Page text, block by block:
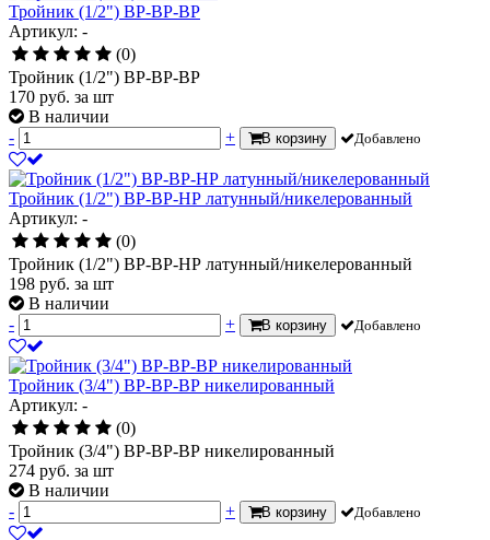
Тройник (1/2") ВР-ВР-ВР
Артикул: -
(0)
Тройник (1/2") ВР-ВР-ВР
170 руб. за шт
В наличии
-
+ В корзину Добавлено
Тройник (1/2") ВР-ВР-НР латунный/никелерованный
Артикул: -
(0)
Тройник (1/2") ВР-ВР-НР латунный/никелерованный
198 руб. за шт
В наличии
-
+ В корзину Добавлено
Тройник (3/4") ВР-ВР-ВР никелированный
Артикул: -
(0)
Тройник (3/4") ВР-ВР-ВР никелированный
274 руб. за шт
В наличии
-
+ В корзину Добавлено